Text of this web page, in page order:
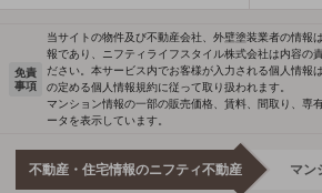
免責
事項
当サイトの物件及び不動産会社、外壁塗装業者の情報
報であり、ニフティライフスタイル株式会社は内容の
ださい。本サービス内でお客様が入力される個人情報
の定める個人情報規約に従って取り扱われます。
マンション情報の一部の販売価格、賃料、間取り、専
ータを表示しています。
不動産・住宅情報のニフティ不動産 マン